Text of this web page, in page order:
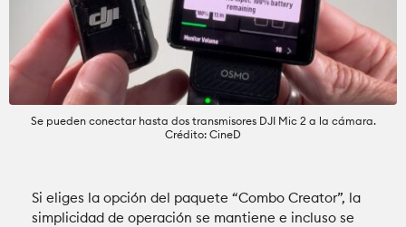
Se pueden conectar hasta dos transmisores DJI Mic 2 a la cámara.
Crédito: CineD
Si eliges la opción del paquete “Combo Creator”, la
simplicidad de operación se mantiene e incluso se